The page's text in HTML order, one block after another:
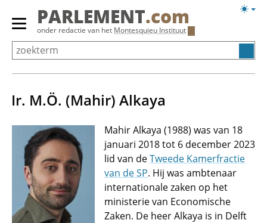
Overslaan
Primair
menu
tonen/verbergen
PARLEMENT.com
onder redactie van het Montesquieu Instituut
Ir. M.Ö. (Mahir) Alkaya
Mahir Alkaya (1988) was van 18
januari 2018 tot 6 december 2023
lid van deTweede Kamerfractie
van de SP. Hij was ambtenaar
internationale zaken op het
ministerie van Economische
Zaken. De heer Alkaya is in Delft